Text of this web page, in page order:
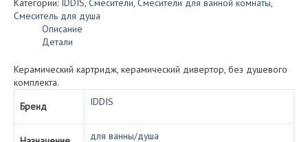
(BILD)
для
Категории: IDDIS, Смесители, Смесители для ванной комнаты,
Смеситель для душа
Описание
Детали
Керамический картридж, керамический дивертор, без душевого
комплекта.
Бренд
IDDIS
для ванны/душа